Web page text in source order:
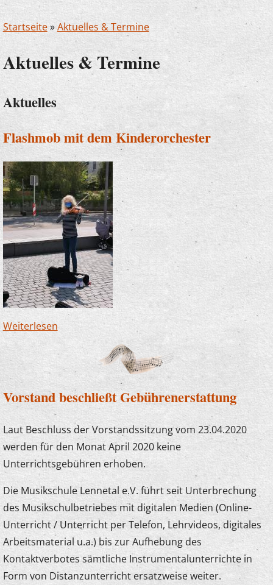
Startseite»Aktuelles & Termine
Aktuelles & Termine
Aktuelles
Flashmob mit dem Kinderorchester
Weiterlesenüber Flashmob mit dem Kinderorchester
Vorstand beschließt Gebührenerstattung
Laut Beschluss der Vorstandssitzung vom 23.04.2020
werden für den Monat April 2020 keine
Unterrichtsgebühren erhoben.
Die Musikschule Lennetal e.V. führt seit Unterbrechung
des Musikschulbetriebes mit digitalen Medien (Online-
Unterricht / Unterricht per Telefon, Lehrvideos, digitales
Arbeitsmaterial u.a.) bis zur Aufhebung des
Kontaktverbotes sämtliche Instrumentalunterrichte in
Form von Distanzunterricht ersatzweise weiter.